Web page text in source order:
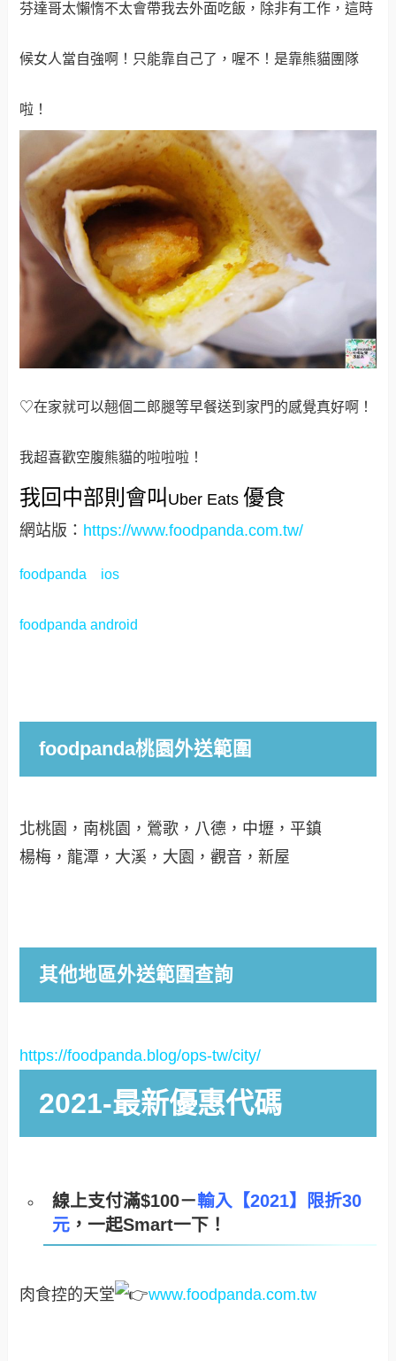
芬達哥太懶惰不太會帶我去外面吃飯，除非有工作，這時
候女人當自強啊！只能靠自己了，喔不！是靠熊貓團隊
啦！
♡在家就可以翹個二郎腿等早餐送到家門的感覺真好啊！
我超喜歡空腹熊貓的啦啦啦！
我回中部則會叫 Uber Eats優食
網站版： https://www.foodpanda.com.tw/
foodpanda ios
foodpanda android
foodpanda桃園外送範圍
北桃園，南桃園，鶯歌，八德，中壢，平鎮
楊梅，龍潭，大溪，大園，觀音，新屋
其他地區外送範圍查詢
https://foodpanda.blog/ops-tw/city/
2021-最新優惠代碼
線上支付滿$100－輸入【2021】限折30
元 ，一起Smart一下！
肉食控的天堂 www.foodpanda.com.tw